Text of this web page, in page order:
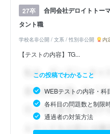
27卒
合同会社デロイトトー
タント職
学校名非公開 / 文系 / 性別非公開 内
【テストの内容】TG...
この投稿でわかること
WEBテストの内容・科
各科目の問題数と制限
通過者の対策方法